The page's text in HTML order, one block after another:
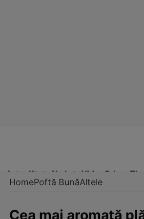
Actualitate Vedete Video Prime Time
HomePoftă BunăAltele
Cea mai aromată